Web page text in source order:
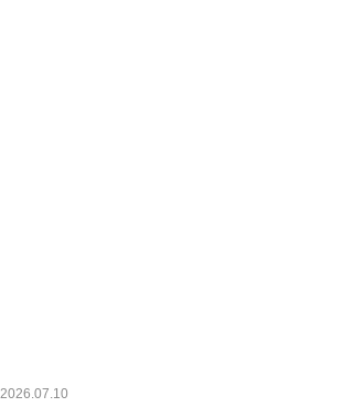
2026.07.10